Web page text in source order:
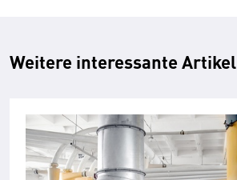
Weitere interessante Artikel